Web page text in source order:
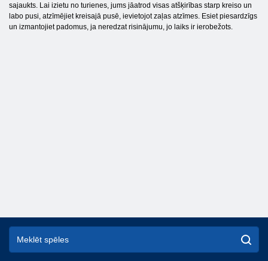
sajaukts. Lai izietu no turienes, jums jāatrod visas atšķirības starp kreiso un
labo pusi, atzīmējiet kreisajā pusē, ievietojot zaļas atzīmes. Esiet piesardzīgs
un izmantojiet padomus, ja neredzat risinājumu, jo laiks ir ierobežots.